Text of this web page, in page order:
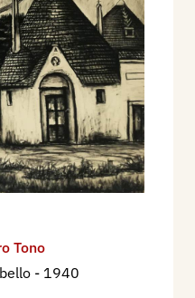
Tono
- 1940